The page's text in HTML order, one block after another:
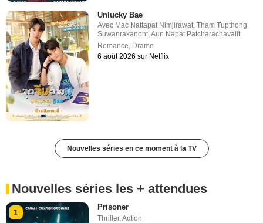
Unlucky Bae
Avec Mac Nattapat Nimjirawat,Tham Tupthong
Suwanrakanont,Aun Napat Patcharachavalit
Romance, Drame
6 août 2026 sur Netflix
Nouvelles séries en ce moment à la TV
Nouvelles séries les + attendues
1
Prisoner
Thriller,Action